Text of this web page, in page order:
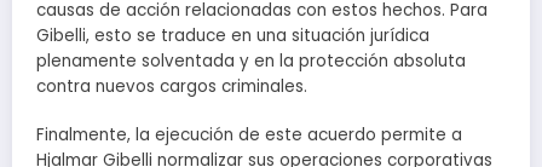
causas de acción relacionadas con estos hechos. Para
Gibelli, esto se traduce en una situación jurídica
plenamente solventada y en la protección absoluta
contra nuevos cargos criminales.
Finalmente, la ejecución de este acuerdo permite a
Hjalmar Gibelli normalizar sus operaciones corporativas